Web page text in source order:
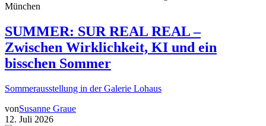
SUMMER: SUR REAL REAL –
Zwischen Wirklichkeit, KI und ein
bisschen Sommer
Sommerausstellung in der Galerie Lohaus
vonSusanne Graue
12. Juli 2026